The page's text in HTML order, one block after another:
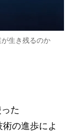
生き残るのか
た
術の進歩によ